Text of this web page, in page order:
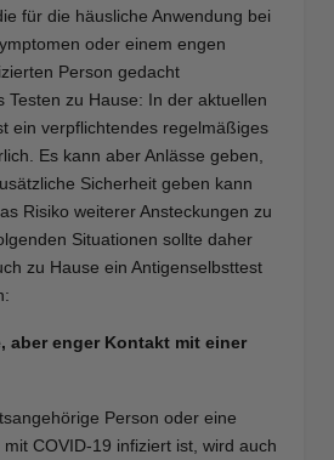
für die häusliche Anwendung bei
oder einem engen
Person gedacht
Testen zu Hause: In der aktuellen
ein verpflichtendes regelmäßiges
Es kann aber Anlässe geben,
Sicherheit geben kann
Risiko weiterer Ansteckungen zu
Situationen sollte daher
zu Hause ein Antigenselbsttest
aber enger Kontakt mit einer
Person oder eine
COVID-19 infiziert ist, wird auch